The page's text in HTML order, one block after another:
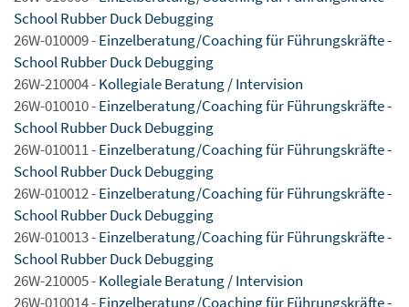
School Rubber Duck Debugging
26W-010009 -Einzelberatung/Coaching für Führungskräfte -
School Rubber Duck Debugging
26W-210004 -Kollegiale Beratung / Intervision
26W-010010 -Einzelberatung/Coaching für Führungskräfte -
School Rubber Duck Debugging
26W-010011 -Einzelberatung/Coaching für Führungskräfte -
School Rubber Duck Debugging
26W-010012 -Einzelberatung/Coaching für Führungskräfte -
School Rubber Duck Debugging
26W-010013 -Einzelberatung/Coaching für Führungskräfte -
School Rubber Duck Debugging
26W-210005 -Kollegiale Beratung / Intervision
26W-010014 -Einzelberatung/Coaching für Führungskräfte -